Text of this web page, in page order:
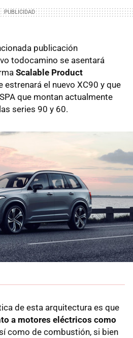
publicación
todocamino se asentará
Scalable Product
estrenará el nuevo XC90 y que
que montan actualmente
series 90 y 60.
de esta arquitectura es que
a motores eléctricos como
como de combustión, si bien